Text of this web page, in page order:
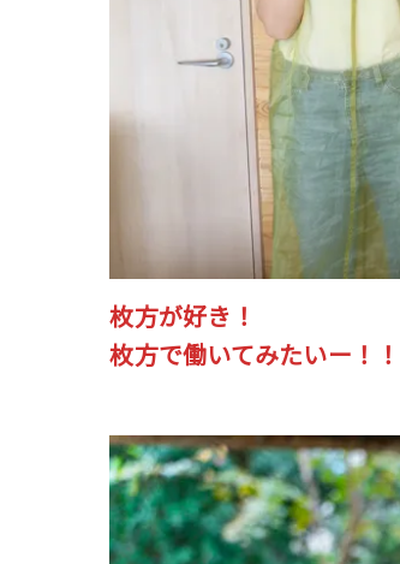
枚方が好き！
枚方で働いてみたいー！！